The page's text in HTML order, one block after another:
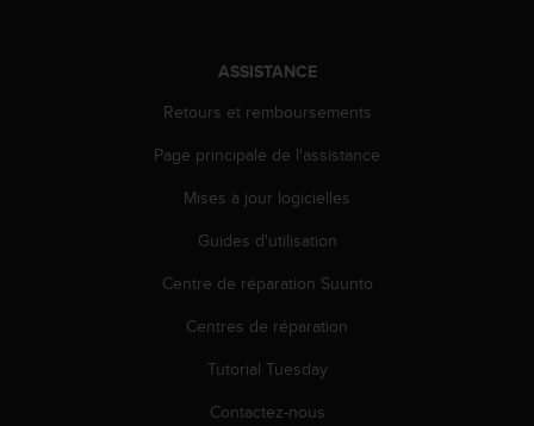
ASSISTANCE
Retours et remboursements
Page principale de l'assistance
Mises à jour logicielles
Guides d'utilisation
Centre de réparation Suunto
Centres de réparation
Tutorial Tuesday
Contactez-nous